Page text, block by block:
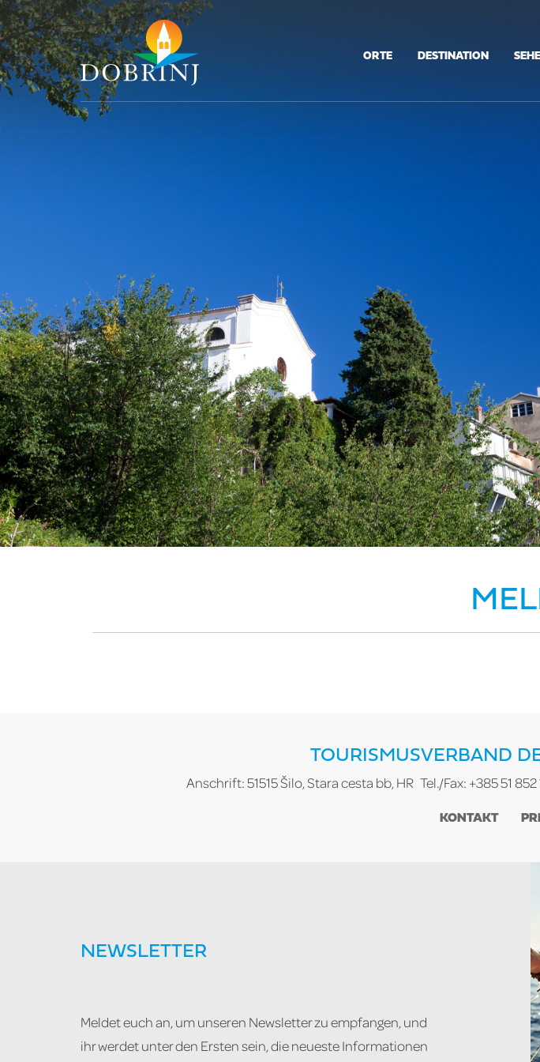
ORTE DESTINATION
TOURISMUSVERBAND
Anschrift: 51515 Šilo, Stara cesta bb, HR Tel./Fax: +385 51 852
KONTAKT
NEWSLETTER
Meldet euch an, um unseren Newsletter zu empfangen, und
ihr werdet unter den Ersten sein, die neueste Informationen